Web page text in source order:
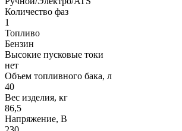
Количество фаз
1
Топливо
Бензин
Высокие пусковые токи
нет
Объем топливного бака, л
40
Вес изделия, кг
86,5
Напряжение, В